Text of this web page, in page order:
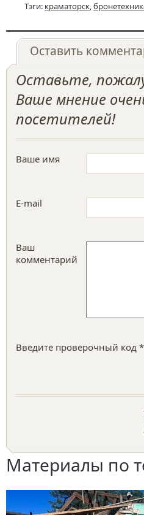
Тэги: краматорск,
Оставить
Оставьте,
Ваше мнение
посетителей!
Ваше имя
E-mail
Ваш
комментарий
Введите проверочный код *
Материалы по